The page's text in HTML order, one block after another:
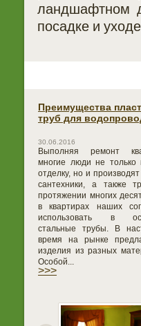
ландшафтном
посадке и
Преимущества
труб для
30.06.2016
Выполняя ремонт
многие люди не только
отделку, но и
сантехники, а также
протяжении многих
в квартирах наших
использовать в
стальные трубы. В
время на рынке
изделия из разных
Особой...
>>>